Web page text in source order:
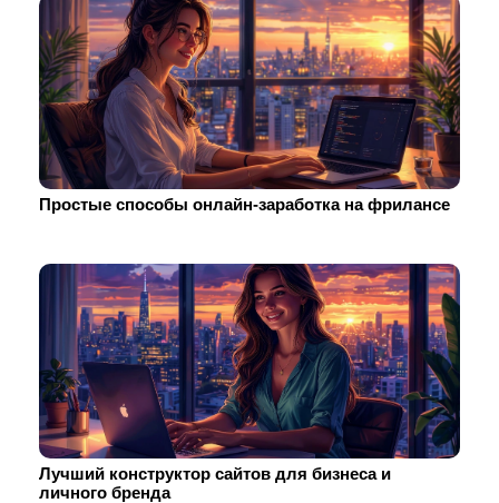
Простые способы онлайн-заработка на фрилансе
Лучший конструктор сайтов для бизнеса и
личного бренда